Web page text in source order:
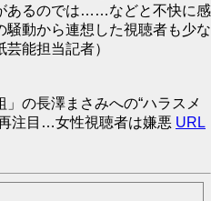
あるのでは……などと不快に感
騒動から連想した視聴者も少な
能担当記者）
の長澤まさみへの“ハラスメ
注目…女性視聴者は嫌悪 URL